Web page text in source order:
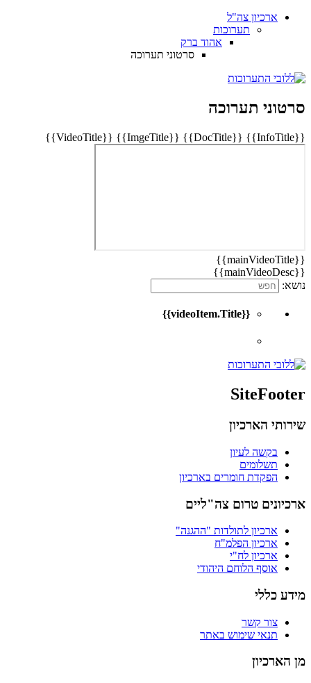
ארכיון צה"ל
תערוכות
אהוד ברק
סרטוני תערוכה
סרטוני תערוכה
{{InfoTitle}}
{{DocTitle}}
{{ImgeTitle}}
{{VideoTitle}}
{{mainVideoTitle}}
{{mainVideoDesc}}
נושא:
{{videoItem.Title}}
SiteFooter
שירותי הארכיון
בקשה לעיון
תשלומים
הפקדת חומרים בארכיון
ארכיונים טרום צה"ליים
ארכיון לתולדות "ההגנה"
ארכיון הפלמ"ח
ארכיון לח"י
אוסף הלוחם היהודי
מידע כללי
צור קשר
תנאי שימוש באתר
מן הארכיון